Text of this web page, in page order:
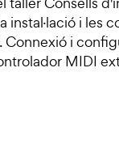
i les
Connexió i
MIDI